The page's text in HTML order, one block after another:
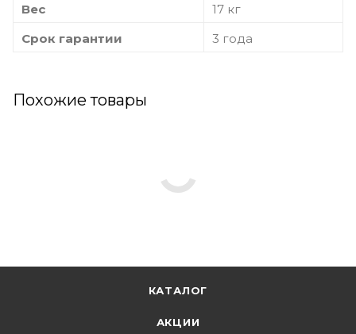
Вес
17 кг
Срок гарантии
3 года
Похожие товары
КАТАЛОГ
АКЦИИ